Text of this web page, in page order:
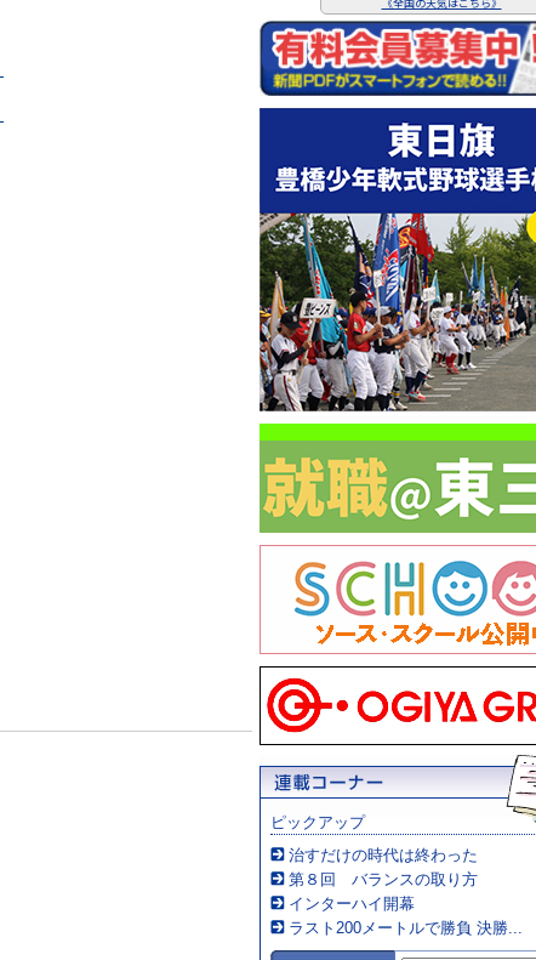
ピックアップ
治すだけの時代は終わった
第８回 バランスの取り方
インターハイ開幕
ラスト200メートルで勝負 決勝...